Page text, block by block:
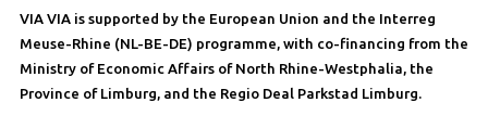
VIA VIA is supported by the European Union and the Interreg
Meuse-Rhine (NL-BE-DE) programme, with co-financing from the
Ministry of Economic Affairs of North Rhine-Westphalia, the
Province of Limburg, and the Regio Deal Parkstad Limburg.